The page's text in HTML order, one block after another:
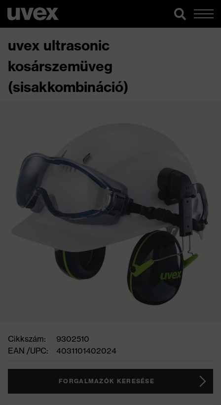
uvex ultrasonic
kosárszemüveg
(sisakkombináció)
Cikkszám:
9302510
EAN /UPC:
4031101402024
FORGALMAZÓK KERESÉSE